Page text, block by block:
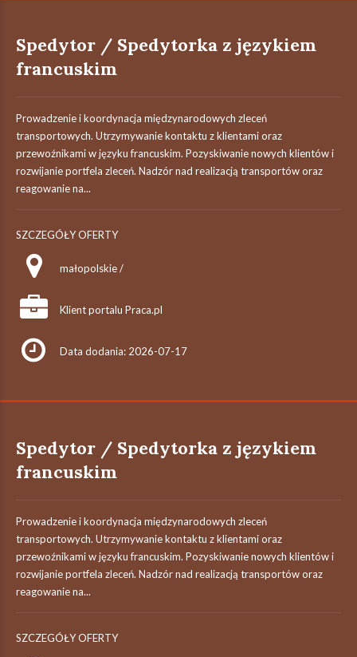
Spedytor / Spedytorka z językiem
francuskim
Prowadzenie i koordynacja międzynarodowych zleceń
transportowych. Utrzymywanie kontaktu z klientami oraz
przewoźnikami w języku francuskim. Pozyskiwanie nowych klientów i
rozwijanie portfela zleceń. Nadzór nad realizacją transportów oraz
reagowanie na...
SZCZEGÓŁY OFERTY
małopolskie /
Klient portalu Praca.pl
Data dodania: 2026-07-17
Spedytor / Spedytorka z językiem
francuskim
Prowadzenie i koordynacja międzynarodowych zleceń
transportowych. Utrzymywanie kontaktu z klientami oraz
przewoźnikami w języku francuskim. Pozyskiwanie nowych klientów i
rozwijanie portfela zleceń. Nadzór nad realizacją transportów oraz
reagowanie na...
SZCZEGÓŁY OFERTY